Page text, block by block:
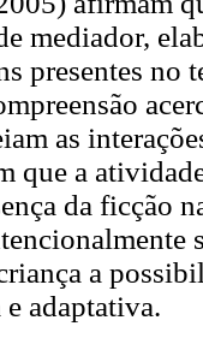
mediador,
presentes no
as
que a
da ficção
a
adaptativa.